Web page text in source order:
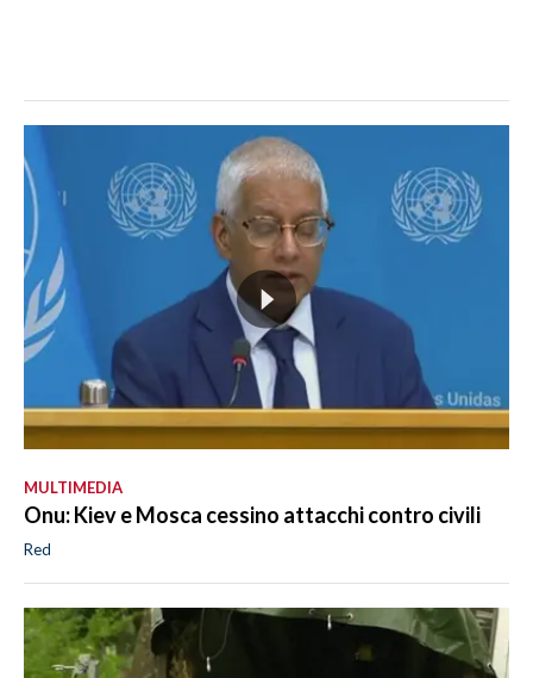
MULTIMEDIA
Onu: Kiev e Mosca cessino attacchi contro civili
Red